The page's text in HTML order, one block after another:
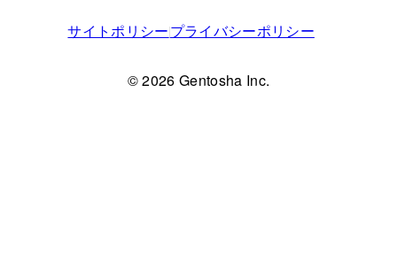
サイトポリシープライバシーポリシー
© 2026 Gentosha Inc.